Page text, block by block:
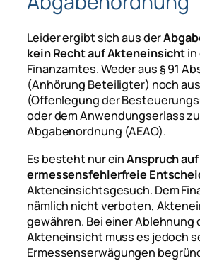
Leider ergibt sich aus der
kein Recht auf Akteneinsichtin
Finanzamtes. Weder aus § 91
(Anhörung Beteiligter) noch aus
(Offenlegung der
oder dem Anwendungserlass
Abgabenordnung (AEAO).
Es besteht nur einAnspruch auf
ermessensfehlerfreie
Akteneinsichtsgesuch. Dem
nämlich nicht verboten,
gewähren. Bei einer Ablehnung
Akteneinsicht muss es jedoch
Ermessenserwägungen